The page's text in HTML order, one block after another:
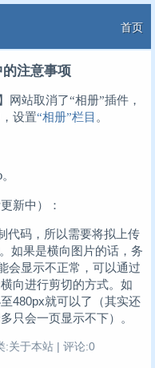
首页
注意事项
网站取消了“相册”插件，
设置“相册”栏目 。
新中）：
代码，所以需要将拟上传
如果是横向图片的话，务
会显示不正常，可以通过
向进行剪切的方式。如
480px就可以了（其实还
只会一页显示不下）。
:关于本站 | 评论:0